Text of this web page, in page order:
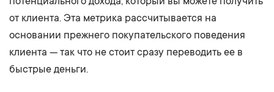
от клиента. Эта метрика рассчитывается на
основании прежнего покупательского поведения
клиента — так что не стоит сразу переводить ее в
быстрые деньги.